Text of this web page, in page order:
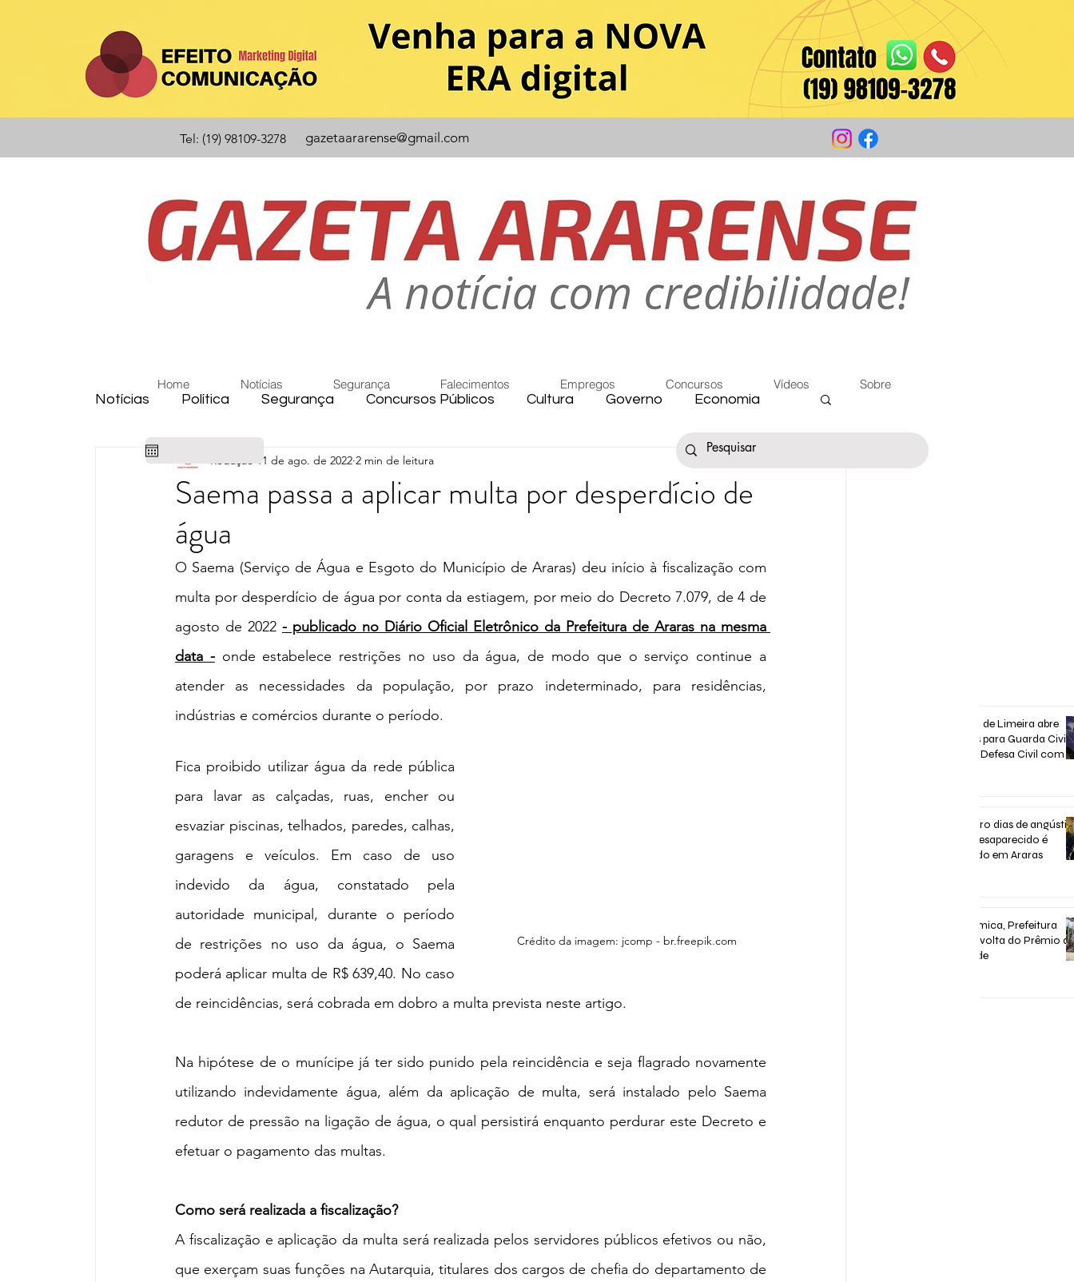
Tel: (19) 98109-3278 gazetaararense@gmail.com
Home Notícias Segurança Falecimentos Empregos Concursos Vídeos Sobre
Concurso de Limeira abre
inscrições para Guarda Civil,
Trânsito e Defesa Civil com
Após quatro dias de
homem desaparecido é
encontrado em Araras
Após polêmica, Prefeitura
confirma volta do Prêmio de
Assiduidade
Notícias Política Segurança Concursos Públicos Cultura Governo Economia
Cidade Educação Eleições Saúde Fake News
Habitação
Religião Sindicato Férias Trânsito Eleições 2024 Festa do Peão
Câmara de Araras Denúncia Artigos Carnaval
Saema passa a aplicar multa por desperdício de
água
11 de ago. de 2022 2 min de leitura
O Saema (Serviço de Água e Esgoto do Município de Araras) deu início à fiscalização com
multa por desperdício de água por conta da estiagem, por meio do Decreto 7.079, de 4 de
agosto de 2022 - publicado no Diário Oficial Eletrônico da Prefeitura de Araras na mesma
data - onde estabelece restrições no uso da água, de modo que o serviço continue a
atender as necessidades da população, por prazo indeterminado, para residências,
indústrias e comércios durante o período.
Crédito da imagem: jcomp - br.freepik.com
Fica proibido utilizar água da rede pública
para lavar as calçadas, ruas, encher ou
esvaziar piscinas, telhados, paredes, calhas,
garagens e veículos. Em caso de uso
indevido da água, constatado pela
autoridade municipal, durante o período
de restrições no uso da água, o Saema
poderá aplicar multa de R$ 639,40. No caso
de reincidências, será cobrada em dobro a multa prevista neste artigo.
Na hipótese de o munícipe já ter sido punido pela reincidência e seja flagrado novamente
utilizando indevidamente água, além da aplicação de multa, será instalado pelo Saema
redutor de pressão na ligação de água, o qual persistirá enquanto perdurar este Decreto e
efetuar o pagamento das multas.
Como será realizada a fiscalização?
A fiscalização e aplicação da multa será realizada pelos servidores públicos efetivos ou não,
que exerçam suas funções na Autarquia, titulares dos cargos de chefia do departamento de